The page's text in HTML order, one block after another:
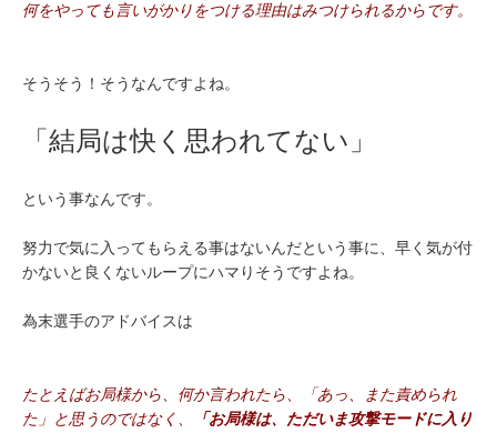
何をやっても言いがかりをつける理由はみつけられるからです。
そうそう！そうなんですよね。
「結局は快く思われてない」
という事なんです。
努力で気に入ってもらえる事はないんだという事に、早く気が付
かないと良くないループにハマりそうですよね。
為末選手のアドバイスは
たとえばお局様から、何か言われたら、「あっ、また責められ
た」と思うのではなく、
「お局様は、ただいま攻撃モードに入り